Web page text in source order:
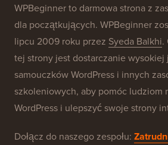
WPBeginner to darmowa strona z
dla początkujących. WPBeginner
lipcu 2009 roku przez Syeda Balkhi.
tej strony jest dostarczanie wysokiej
samouczków WordPress i innych
szkoleniowych, aby pomóc ludziom
WordPress i ulepszyć swoje strony
Dołącz do naszego zespołu: